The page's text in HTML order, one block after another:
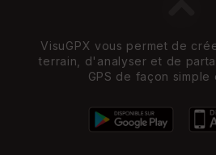
VisuGPX vous permet de
terrain, d'analyser et de
GPS de façon simple